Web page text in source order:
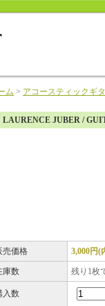
ム > アコースティックギ
LAURENCE JUBER /
売価格 3,000円(
庫数 残り1枚
入数